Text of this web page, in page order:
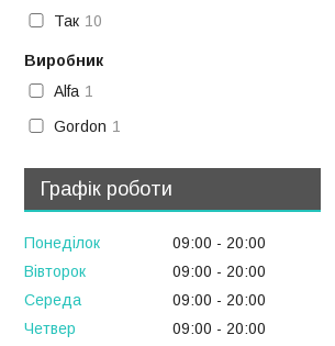
Так 10
Виробник
Alfa 1
Gordon 1
Графік роботи
Понеділок 09:00
20:00
Вівторок
09:00
20:00
Середа
09:00
20:00
Четвер
09:00
20:00